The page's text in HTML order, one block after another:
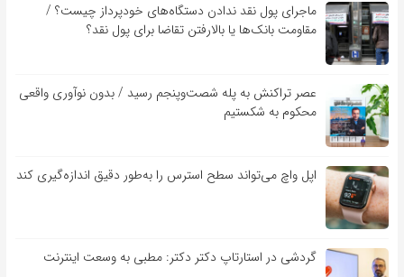
ماجرای پول نقد ندادن دستگاه‌های خودپرداز چیست؟ /
مقاومت بانک‌ها یا بالارفتن تقاضا برای پول نقد؟
عصر تراکنش به پله شصت‌وپنجم رسید / بدون نوآوری واقعی
محکوم به شکستیم
اپل واچ می‌تواند سطح استرس را به‌طور دقیق اندازه‌گیری کند
گردشی در استارتاپ دکتر دکتر: مطبی به وسعت اینترنت